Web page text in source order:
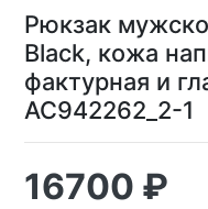
Рюкзак
Black, кожа
фактурная и
AC942262_2-1
16700 ₽